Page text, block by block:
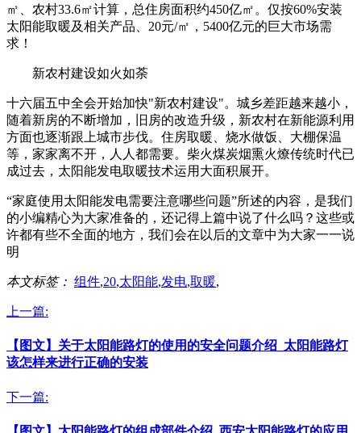
㎡、农村33.6㎡计算，总住房面积约450亿㎡。仅按60%安装
太阳能取暖及相关产品、20元/㎡，5400亿元的巨大市场需
求！
新农村建设如火如荼
十六届五中全会开始加快"新农村建设"。城乡差距越来越小，
随着新房的不断增加，旧房的改造升级，新农村在新能源利用
方面也逐渐跟上城市步伐。住房取暖、烧水做饭、大棚保温
等，家家离不开，人人都需要。柴火煤炭烟熏火燎传统时代已
成过去，太阳能发电取暖技术运用大面积展开。
“家庭使用太阳能发电需要注意哪些问题”所述的内容，是我们
的小编精心为大家准备的，还记得上篇中说了什么吗？这些或
许都有些不全面的地方，我们会在以后的文章中为大家一一说
明
本文标签： 组件,20,太阳能,发电,取暖,
上一篇:
【图文】关于太阳能路灯的使用的安全问题介绍_太阳能路灯
该怎样来进行正确的安装
下一篇: